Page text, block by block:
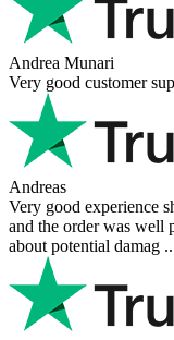
Andrea Munari
Very good customer
Andreas
Very good experience
and the order was well
about potential damag